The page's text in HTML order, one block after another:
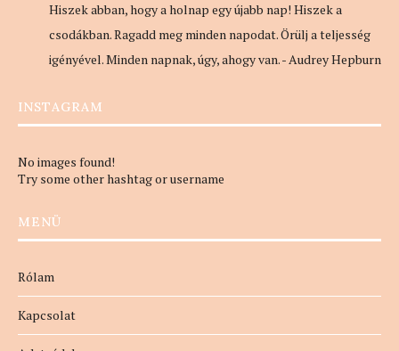
Hiszek abban, hogy a holnap egy újabb nap! Hiszek a
csodákban. Ragadd meg minden napodat. Örülj a teljesség
igényével. Minden napnak, úgy, ahogy van. - Audrey Hepburn
INSTAGRAM
No images found!
Try some other hashtag or username
MENÜ
Rólam
Kapcsolat